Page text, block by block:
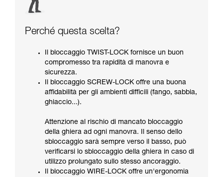
Perché questa scelta?
Il bloccaggio TWIST-LOCK fornisce un buon
compromesso tra rapidità di manovra e
sicurezza.
Il bloccaggio SCREW-LOCK offre una buona
affidabilità per gli ambienti difficili (fango, sabbia,
ghiaccio...).
Attenzione al rischio di mancato bloccaggio
della ghiera ad ogni manovra. Il senso dello
sbloccaggio sarà sempre verso il basso, può
verificarsi lo sbloccaggio della ghiera in caso di
utilizzo prolungato sullo stesso ancoraggio.
Il bloccaggio WIRE-LOCK offre un'ergonomia